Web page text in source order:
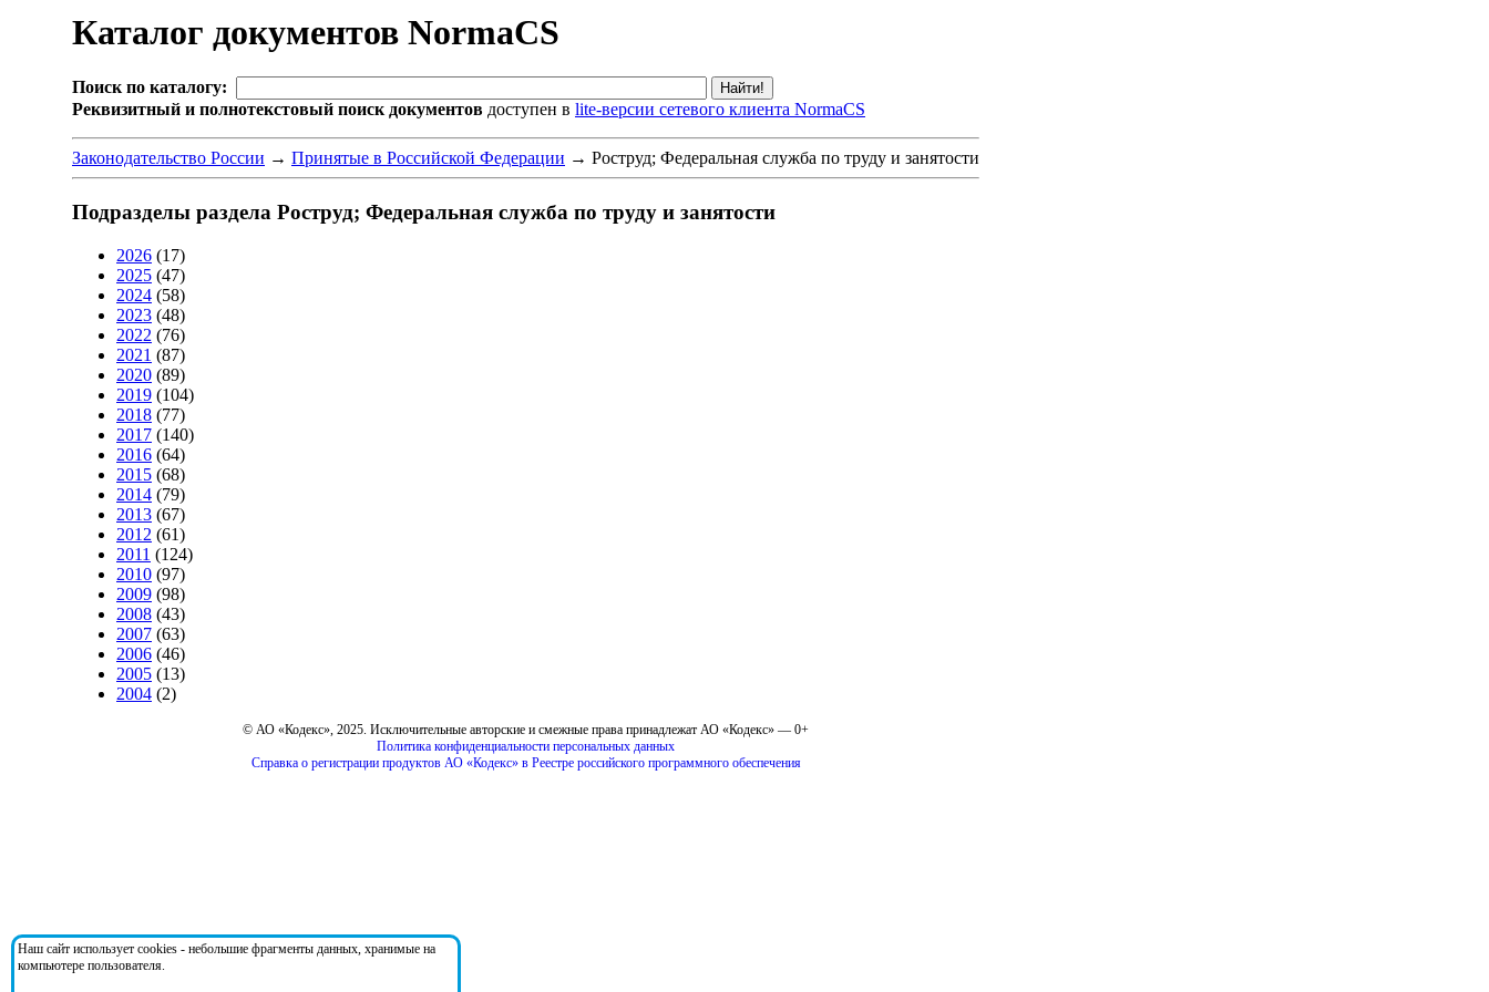
Каталог документов NormaCS
Поиск по каталогу:
Реквизитный и полнотекстовый поиск документов доступен в lite-версии сетевого клиента NormaCS
Законодательство России → Принятые в Российской Федерации → Роструд; Федеральная служба по труду и занятости
Подразделы раздела Роструд; Федеральная служба по труду и занятости
2026 (17)
2025 (47)
2024 (58)
2023 (48)
2022 (76)
2021 (87)
2020 (89)
2019 (104)
2018 (77)
2017 (140)
2016 (64)
2015 (68)
2014 (79)
2013 (67)
2012 (61)
2011 (124)
2010 (97)
2009 (98)
2008 (43)
2007 (63)
2006 (46)
2005 (13)
2004 (2)
© АО «Кодекс», 2025. Исключительные авторские и смежные права принадлежат АО «Кодекс» — 0+
Политика конфиденциальности персональных данных
Справка о регистрации продуктов АО «Кодекс» в Реестре российского программного обеспечения
Наш сайт использует cookies - небольшие фрагменты данных, хранимые на
компьютере пользователя.